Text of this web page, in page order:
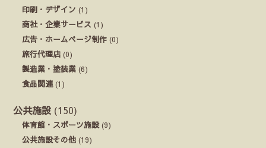
印刷・デザイン (1)
商社・企業サービス (1)
広告・ホームページ制作 (0)
旅行代理店 (0)
製造業・塗装業 (6)
食品関連 (1)
公共施設 (150)
体育館・スポーツ施設(9)
公共施設その他 (19)